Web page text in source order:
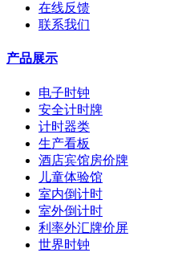
在线反馈
联系我们
产品展示
电子时钟
安全计时牌
计时器类
生产看板
酒店宾馆房价牌
儿童体验馆
室内倒计时
室外倒计时
利率外汇牌价屏
世界时钟